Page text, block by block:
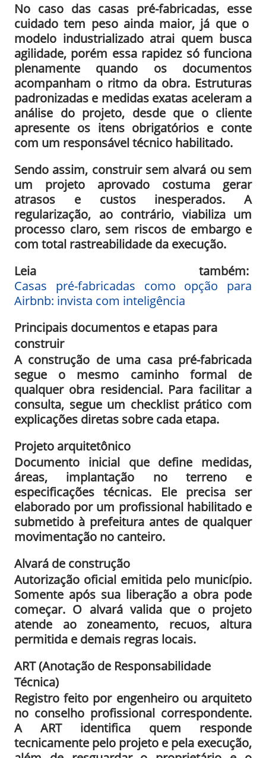
No caso das casas pré-fabricadas, esse
cuidado tem peso ainda maior, já que o
modelo industrializado atrai quem busca
agilidade, porém essa rapidez só funciona
plenamente quando os documentos
acompanham o ritmo da obra. Estruturas
padronizadas e medidas exatas aceleram a
análise do projeto, desde que o cliente
apresente os itens obrigatórios e conte
com um responsável técnico habilitado.
Sendo assim, construir sem alvará ou sem
um projeto aprovado costuma gerar
atrasos e custos inesperados. A
regularização, ao contrário, viabiliza um
processo claro, sem riscos de embargo e
com total rastreabilidade da execução.
Leia também:
Casas pré-fabricadas como opção para
Airbnb: invista com inteligência
Principais documentos e etapas para
construir
A construção de uma casa pré-fabricada
segue o mesmo caminho formal de
qualquer obra residencial. Para facilitar a
consulta, segue um checklist prático com
explicações diretas sobre cada etapa.
Projeto arquitetônico
Documento inicial que define medidas,
áreas, implantação no terreno e
especificações técnicas. Ele precisa ser
elaborado por um profissional habilitado e
submetido à prefeitura antes de qualquer
movimentação no canteiro.
Alvará de construção
Autorização oficial emitida pelo município.
Somente após sua liberação a obra pode
começar. O alvará valida que o projeto
atende ao zoneamento, recuos, altura
permitida e demais regras locais.
ART (Anotação de Responsabilidade
Técnica)
Registro feito por engenheiro ou arquiteto
no conselho profissional correspondente.
A ART identifica quem responde
tecnicamente pelo projeto e pela execução,